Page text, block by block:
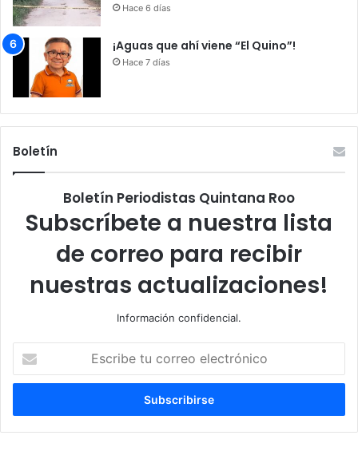
Hace 6 días
¡Aguas que ahí viene “El Quino”!
Hace 7 días
Boletín
Boletín Periodistas Quintana Roo
Subscríbete a nuestra lista
de correo para recibir
nuestras actualizaciones!
Información confidencial.
correo